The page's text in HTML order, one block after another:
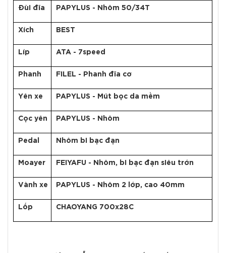
Đùi đĩa PAPYLUS - Nhôm 50/34T
Xích BEST
Líp ATA - 7speed
Phanh FILEL - Phanh đĩa cơ
Yên xe PAPYLUS - Mút bọc da mềm
Cọc yên PAPYLUS - Nhôm
Pedal Nhôm bi bạc đạn
Moayer FEIYAFU - Nhôm, bi bạc đạn siêu trớn
Vành xe PAPYLUS - Nhôm 2 lớp, cao 40mm
Lốp CHAOYANG 700x28C